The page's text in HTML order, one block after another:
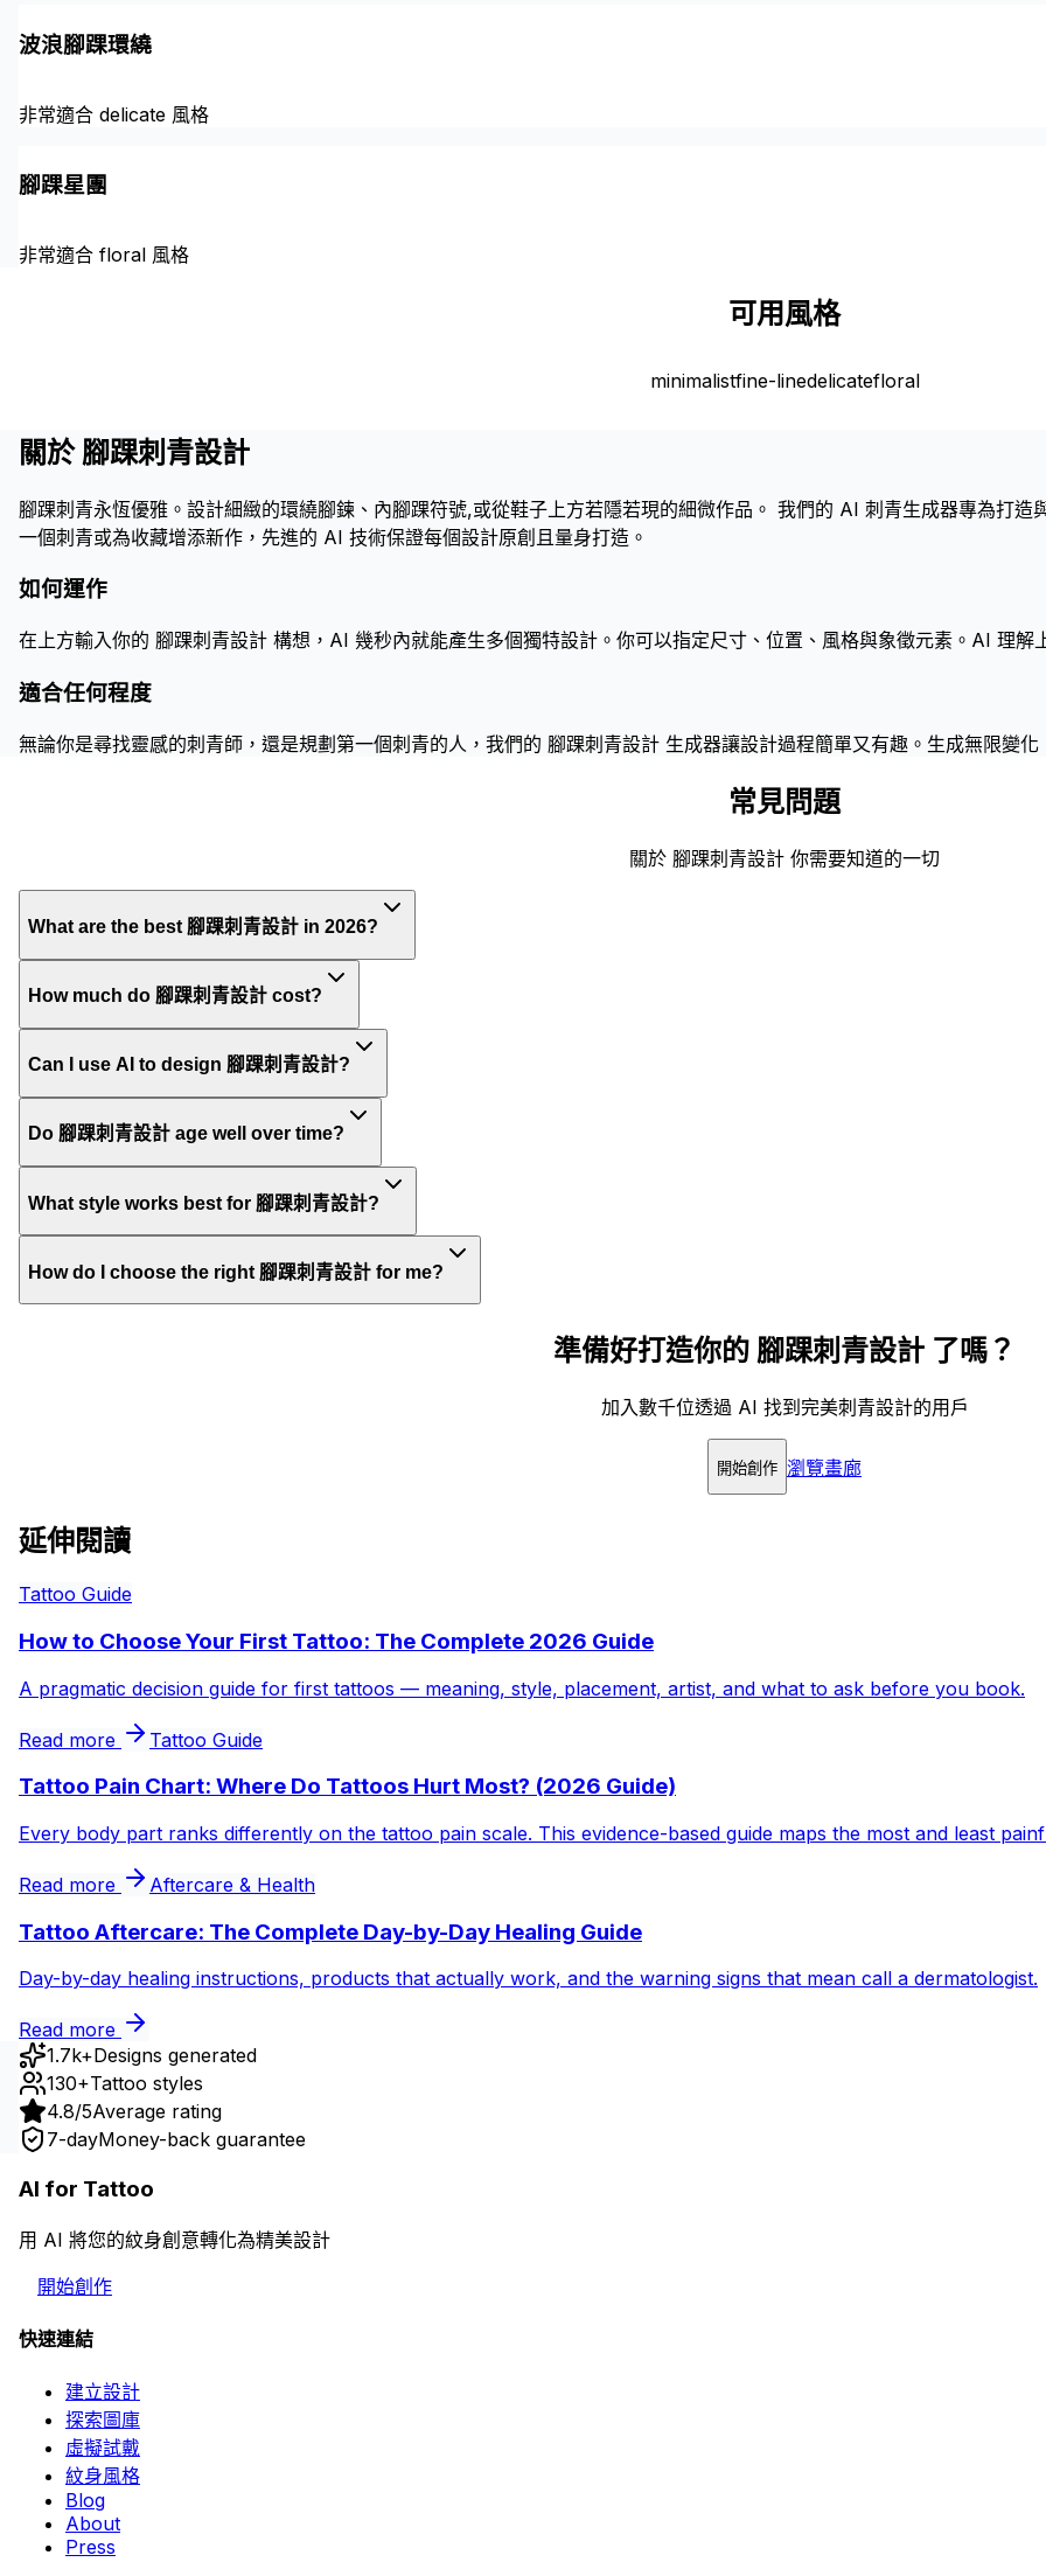
波浪腳踝環繞
非常適合 delicate 風格
腳踝星團
非常適合 floral 風格
可用風格
minimalistfine-linedelicatefloral
關於 腳踝刺青設計
腳踝刺青永恆優雅。設計細緻的環繞腳鍊、內腳踝符號,或從鞋子上方若隱若現的細微作品。 我們的 AI 刺青生成器專為打
一個刺青或為收藏增添新作，先進的 AI 技術保證每個設計原創且量身打造。
如何運作
在上方輸入你的 腳踝刺青設計 構想，AI 幾秒內就能產生多個獨特設計。你可以指定尺寸、位置、風格與象徵元素。AI 理解
適合任何程度
無論你是尋找靈感的刺青師，還是規劃第一個刺青的人，我們的 腳踝刺青設計 生成器讓設計過程簡單又有趣。生成無限變化
常見問題
關於 腳踝刺青設計 你需要知道的一切
What are the best 腳踝刺青設計 in 2026?
How much do 腳踝刺青設計 cost?
Can I use AI to design 腳踝刺青設計?
Do 腳踝刺青設計 age well over time?
What style works best for 腳踝刺青設計?
How do I choose the right 腳踝刺青設計 for me?
準備好打造你的 腳踝刺青設計 了嗎？
加入數千位透過 AI 找到完美刺青設計的用戶
開始創作 瀏覽畫廊
延伸閱讀
Tattoo Guide
How to Choose Your First Tattoo: The Complete 2026 Guide
A pragmatic decision guide for first tattoos — meaning, style, placement, artist, and what to ask before you book.
Read more Tattoo Guide
Tattoo Pain Chart: Where Do Tattoos Hurt Most? (2026 Guide)
Every body part ranks differently on the tattoo pain scale. This evidence-based guide maps the most and least
Read more Aftercare & Health
Tattoo Aftercare: The Complete Day-by-Day Healing Guide
Day-by-day healing instructions, products that actually work, and the warning signs that mean call a dermatologist.
Read more
1.7k+Designs generated
130+Tattoo styles
4.8/5Average rating
7-dayMoney-back guarantee
AI for Tattoo
用 AI 將您的紋身創意轉化為精美設計
開始創作
快速連結
建立設計
探索圖庫
虛擬試戴
紋身風格
Blog
About
Press